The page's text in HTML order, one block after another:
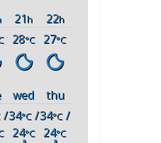
21h 22h
28°C 27°C
wed
thu
/34°C/
24°C
34°C /
24°C